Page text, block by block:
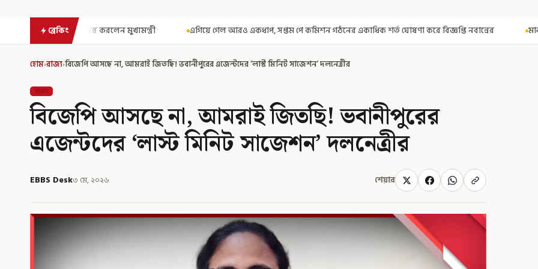
ব্রেকিং
মুখ্যমন্ত্রী এগিয়ে গেল আরও একধাপ, সপ্তম পে কমিশন গঠনের একাধিক শর্ত ঘোষণা করে বিজ্ঞপ্তি নবান্নের মাঝআকাশে আচমকা প্রবল
হোম›রাজ্য›বিজেপি আসছে না, আমরাই জিতছি! ভবানীপুরের এজেন্টদের ‘লাস্ট মিনিট সাজেশন’ দলনেত্রীর
রাজ্য
বিজেপি আসছে না, আমরাই জিতছি! ভবানীপুরের
এজেন্টদের ‘লাস্ট মিনিট সাজেশন’ দলনেত্রীর
EBBS Desk৩ মে, ২০২৬ শেয়ার